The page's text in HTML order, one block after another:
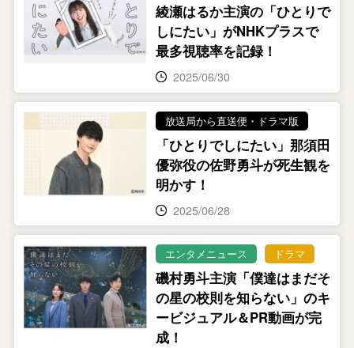
綾瀬はるか主演の「ひとりで
しにたい」がNHKプラスで
最多視聴率を記録！
2025/06/30
放送局から直送便・ドラマ版
「ひとりでしにたい」那須田
優弥役の佐野勇斗が死生観を
明かす！
2025/06/28
エンタメニュース ドラマ
磯村勇斗主演「僕達はまだそ
の星の校則を知らない」のキ
ービジュアル＆PR動画が完
成！